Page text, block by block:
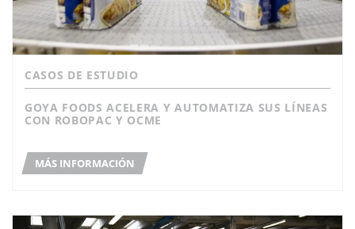
CASOS DE ESTUDIO
GOYA FOODS ACELERA Y AUTOMATIZA SUS LÍNEAS
CON ROBOPAC Y OCME
MÁS INFORMACIÓN